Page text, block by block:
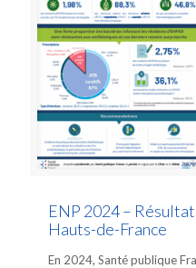
ENP 2024 –
Hauts-de-France
En 2024, Santé publique